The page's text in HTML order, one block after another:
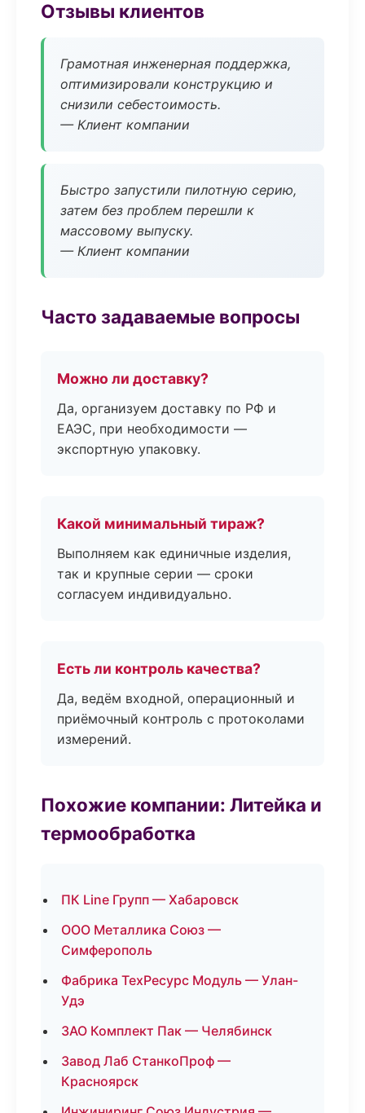
Отзывы клиентов
Грамотная инженерная поддержка,
оптимизировали конструкцию и
снизили себестоимость.
— Клиент компании
Быстро запустили пилотную серию,
затем без проблем перешли к
массовому выпуску.
— Клиент компании
Часто задаваемые вопросы
Можно ли доставку?
Да, организуем доставку по РФ и
ЕАЭС, при необходимости —
экспортную упаковку.
Какой минимальный тираж?
Выполняем как единичные изделия,
так и крупные серии — сроки
согласуем индивидуально.
Есть ли контроль качества?
Да, ведём входной, операционный и
приёмочный контроль с протоколами
измерений.
Похожие компании: Литейка и
термообработка
ПК Line Групп — Хабаровск
ООО Металлика Союз —
Симферополь
Фабрика ТехРесурс Модуль — Улан-
Удэ
ЗАО Комплект Пак — Челябинск
Завод Лаб СтанкоПроф —
Красноярск